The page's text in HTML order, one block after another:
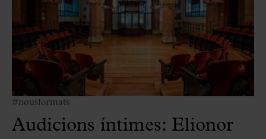
#nousformats
Audicions íntimes: Elionor